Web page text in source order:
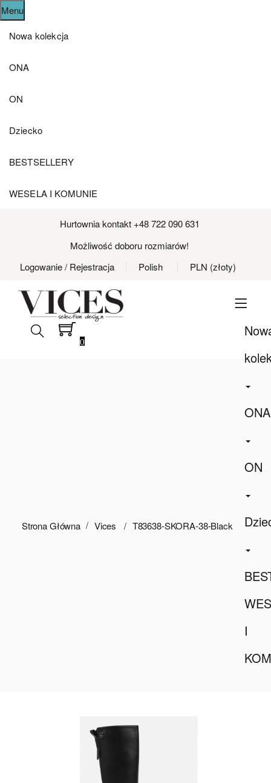
Menu
Nowa kolekcja
ONA
ON
Dziecko
BESTSELLERY
WESELA I KOMUNIE
Hurtownia kontakt +48 722 090 631
Możliwość doboru rozmiarów!
Logowanie/ Rejestracja Polish PLN (złoty)
ONA
ON
I
0
Strona Główna Vices T83638-SKORA-38-Black